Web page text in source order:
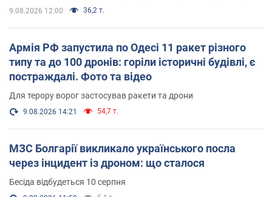
9.08.2026 12:00 36,2 т.
Армія РФ запустила по Одесі 11 ракет різного
типу та до 100 дронів: горіли історичні будівлі, є
постраждалі. Фото та відео
Для терору ворог застосував ракети та дрони
9.08.2026 14:21 54,7 т.
МЗС Болгарії викликало українського посла
через інцидент із дроном: що сталося
Бесіда відбудеться 10 серпня